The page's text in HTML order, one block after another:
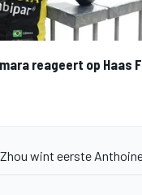
reageert op Haas
wint eerste